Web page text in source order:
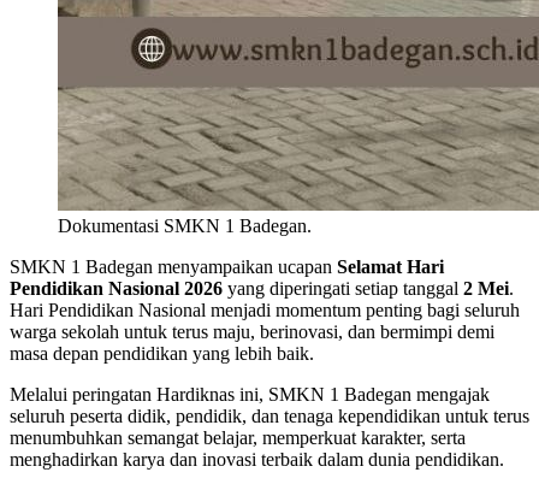
Dokumentasi SMKN 1 Badegan.
SMKN 1 Badegan menyampaikan ucapan Selamat Hari
Pendidikan Nasional 2026 yang diperingati setiap tanggal 2 Mei.
Hari Pendidikan Nasional menjadi momentum penting bagi seluruh
warga sekolah untuk terus maju, berinovasi, dan bermimpi demi
masa depan pendidikan yang lebih baik.
Melalui peringatan Hardiknas ini, SMKN 1 Badegan mengajak
seluruh peserta didik, pendidik, dan tenaga kependidikan untuk terus
menumbuhkan semangat belajar, memperkuat karakter, serta
menghadirkan karya dan inovasi terbaik dalam dunia pendidikan.